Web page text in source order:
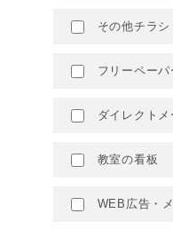
その他チラシ
フリーペー
ダイレクトメ
教室の看板
WEB広告・